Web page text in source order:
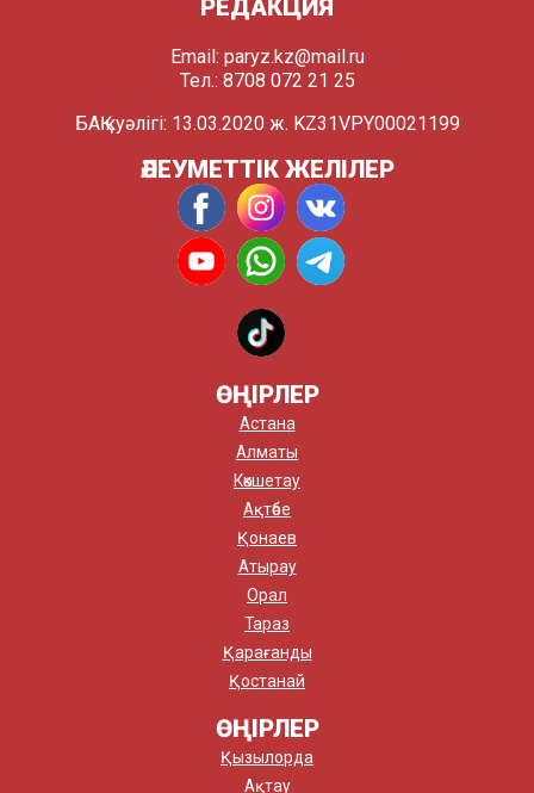
РЕДАКЦИЯ
Email: paryz.kz@mail.ru
Тел.: 8708 072 21 25
БАҚ куәлігі: 13.03.2020 ж. KZ31VPY00021199
ӘЛЕУМЕТТІК ЖЕЛІЛЕР
ӨҢІРЛЕР
Астана
Алматы
Көкшетау
Ақтөбе
Қонаев
Атырау
Орал
Тараз
Қарағанды
Қостанай
ӨҢІРЛЕР
Қызылорда
Ақтау